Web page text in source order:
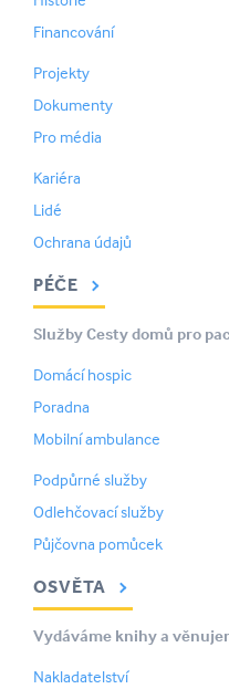
Financování
Projekty
Dokumenty
Pro média
Kariéra
Lidé
Ochrana údajů
PÉČE
Služby Cesty domů pro
Domácí hospic
Poradna
Mobilní ambulance
Podpůrné služby
Odlehčovací služby
Půjčovna pomůcek
OSVĚTA
Vydáváme knihy a
Nakladatelství